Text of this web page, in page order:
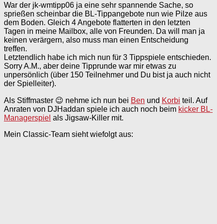
War der jk-wmtipp06 ja eine sehr spannende Sache, so
sprießen scheinbar die BL-Tippangebote nun wie Pilze aus
dem Boden. Gleich 4 Angebote flatterten in den letzten
Tagen in meine Mailbox, alle von Freunden. Da will man ja
keinen verärgern, also muss man einen Entscheidung
treffen.
Letztendlich habe ich mich nun für 3 Tippspiele entschieden.
Sorry A.M., aber deine Tipprunde war mir etwas zu
unpersönlich (über 150 Teilnehmer und Du bist ja auch nicht
der Spielleiter).
Als Stiffmaster 😉 nehme ich nun bei Ben und Korbi teil. Auf
Anraten von DJHaddan spiele ich auch noch beim kicker BL-
Managerspiel als Jigsaw-Killer mit.
Mein Classic-Team sieht wiefolgt aus: